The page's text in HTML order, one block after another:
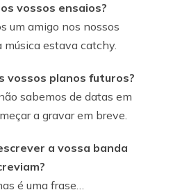
vossos ensaios?
um amigo nos nossos
música estava catchy.
vossos planos futuros?
sabemos de datas em
a gravar em breve.
a vossa banda
é uma frase…